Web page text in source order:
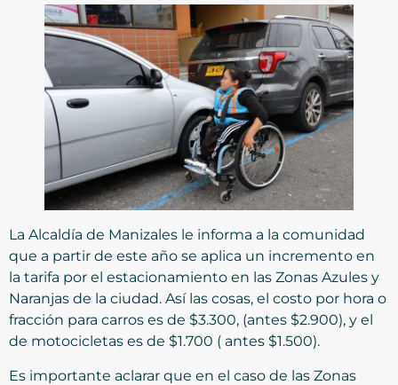
La Alcaldía de Manizales le informa a la comunidad
que a partir de este año se aplica un incremento en
la tarifa por el estacionamiento en las Zonas Azules y
Naranjas de la ciudad. Así las cosas, el costo por hora o
fracción para carros es de $3.300, (antes $2.900), y el
de motocicletas es de $1.700 ( antes $1.500).
Es importante aclarar que en el caso de las Zonas